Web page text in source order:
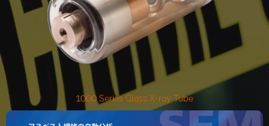
1000 Series Glass X-ray Tube